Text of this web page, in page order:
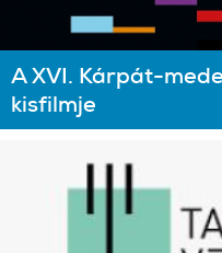
A XVI. Kárpát-
kisfilmje